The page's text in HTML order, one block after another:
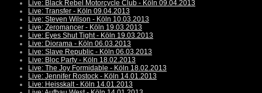
Live: Black Rebel Motorcycle Club - Köln 09.04.2013
Live: Transfer - Köln 09.04.2013
Live: Steven Wilson - Köln 10.03.2013
Live: Zeromancer - Köln 19.03.2013
Live: Eyes Shut Tight - Köln 19.03.2013
Live: Diorama - Köln 06.03.2013
Live: Slave Republic - Köln 06.03.2013
Live: Bloc Party - Köln 18.02.2013
Live: The Joy Formidable - Köln 18.02.2013
Live: Jennifer Rostock - Köln 14.01.2013
Live: Heisskalt - Köln 14.01.2013